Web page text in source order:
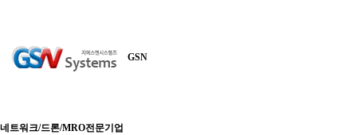
GSN
네트워크/드론/MRO전문기업